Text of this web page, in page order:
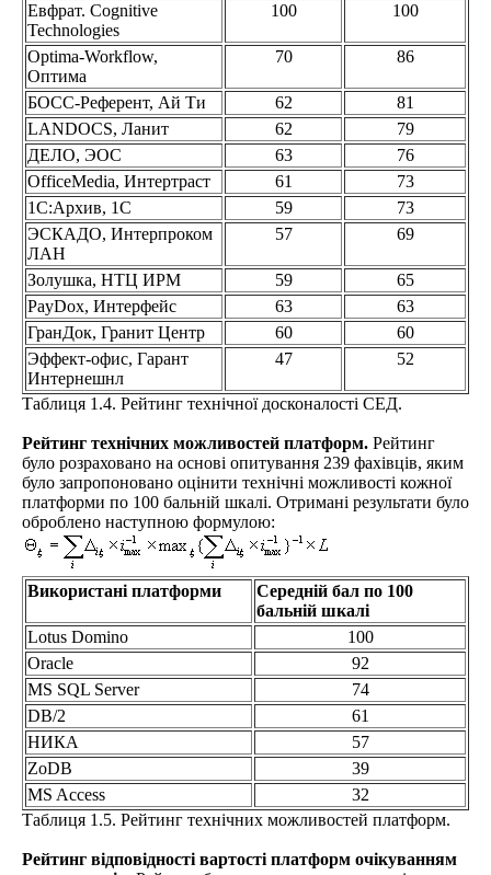
Евфрат. Cognitive
Technologies
100 100
Optima-Workflow,
Оптима
70 86
БОСС-Референт, Ай Ти 62
81
LANDOCS, Ланит
62
79
ДЕЛО, ЭОС
63
76
OfficeMedia, Интертраст
61
73
1C:Архив, 1С
59
73
ЭСКАДО, Интерпроком
ЛАН
57 69
Золушка, НТЦ ИРМ 59
65
PayDox, Интерфейс
63
63
ГранДок, Гранит Центр
60
60
Эффект-офис, Гарант
Интернешнл
47 52
Таблиця 1.4. Рейтинг технічної досконалості СЕД.
Рейтинг технічних можливостей платформ. Рейтинг
було розраховано на основі опитування 239 фахівців, яким
було запропоновано оцінити технічні можливості кожної
платформи по 100 бальній шкалі. Отримані результати було
оброблено наступною формулою:
Використані платформи
Середній бал по 100
бальній шкалі
Lotus Domino
100
Oracle
92
MS SQL Server
74
DB/2
61
НИКА
57
ZoDB
39
MS Access
32
Таблиця 1.5. Рейтинг технічних можливостей платформ.
Рейтинг відповідності вартості платформ очікуванням